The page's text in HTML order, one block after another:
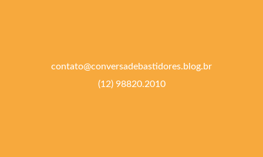
contato@conversadebastidores.blog.br
(12) 98820.2010